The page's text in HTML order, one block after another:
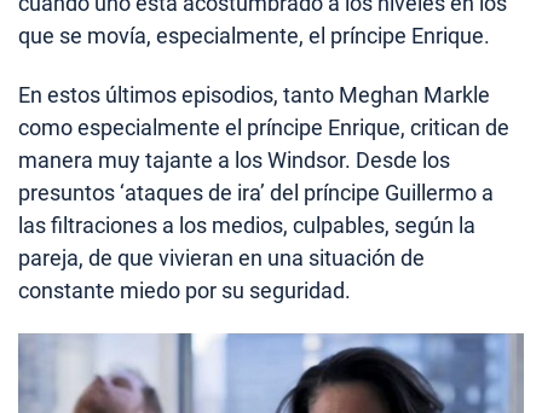
que se movía, especialmente, el príncipe Enrique.
En estos últimos episodios, tanto Meghan Markle
como especialmente el príncipe Enrique, critican de
manera muy tajante a los Windsor. Desde los
presuntos ‘ataques de ira’ del príncipe Guillermo a
las filtraciones a los medios, culpables, según la
pareja, de que vivieran en una situación de
constante miedo por su seguridad.